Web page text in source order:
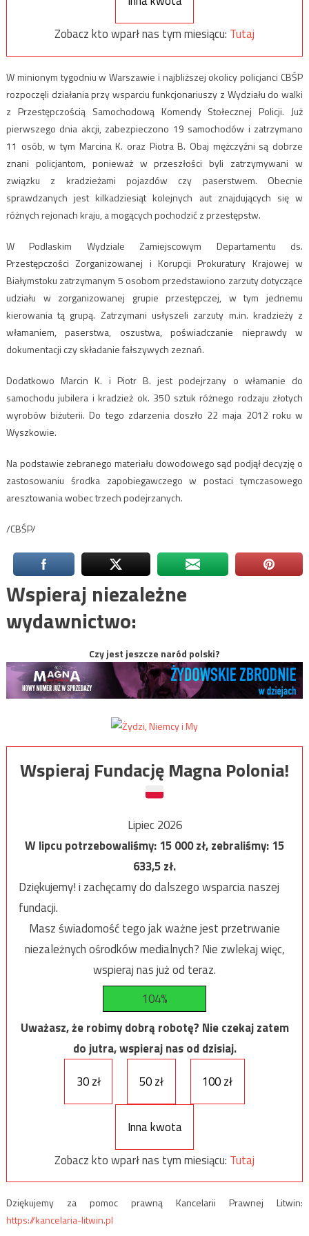
Zobacz kto wparł nas tym miesiącu: Tutaj
W minionym tygodniu w Warszawie i najbliższej okolicy policjanci CBŚP
rozpoczęli działania przy wsparciu funkcjonariuszy z Wydziału do walki
z Przestępczością Samochodową Komendy Stołecznej Policji. Już
pierwszego dnia akcji, zabezpieczono 19 samochodów i zatrzymano
11 osób, w tym Marcina K. oraz Piotra B. Obaj mężczyźni są dobrze
znani policjantom, ponieważ w przeszłości byli zatrzymywani w
związku z kradzieżami pojazdów czy paserstwem. Obecnie
sprawdzanych jest kilkadziesiąt kolejnych aut znajdujących się w
różnych rejonach kraju, a mogących pochodzić z przestępstw.
W Podlaskim Wydziale Zamiejscowym Departamentu ds.
Przestępczości Zorganizowanej i Korupcji Prokuratury Krajowej w
Białymstoku zatrzymanym 5 osobom przedstawiono zarzuty dotyczące
udziału w zorganizowanej grupie przestępczej, w tym jednemu
kierowania tą grupą. Zatrzymani usłyszeli zarzuty m.in. kradzieży z
włamaniem, paserstwa, oszustwa, poświadczanie nieprawdy w
dokumentacji czy składanie fałszywych zeznań.
Dodatkowo Marcin K. i Piotr B. jest podejrzany o włamanie do
samochodu jubilera i kradzież ok. 350 sztuk różnego rodzaju złotych
wyrobów biżuterii. Do tego zdarzenia doszło 22 maja 2012 roku w
Wyszkowie.
Na podstawie zebranego materiału dowodowego sąd podjął decyzję o
zastosowaniu środka zapobiegawczego w postaci tymczasowego
aresztowania wobec trzech podejrzanych.
/CBŚP/
Wspieraj niezależne
wydawnictwo:
Czy jest jeszcze naród polski?
Wspieraj Fundację Magna Polonia!
Lipiec 2026
W lipcu potrzebowaliśmy:15 000zł, zebraliśmy:15
633,5zł.
Dziękujemy! i zachęcamy do dalszego wsparcia naszej
fundacji.
Masz świadomość tego jak ważne jest przetrwanie
niezależnych ośrodków medialnych? Nie zwlekaj więc,
wspieraj nas już od teraz.
104%
Uważasz, że robimy dobrą robotę? Nie czekaj zatem
do jutra, wspieraj nas od dzisiaj.
30 zł
50 zł 100 zł
Inna kwota
Zobacz kto wparł nas tym miesiącu: Tutaj
Dziękujemy za pomoc prawną Kancelarii Prawnej Litwin:
https://kancelaria-litwin.pl